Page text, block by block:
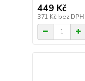
449 Kč
371 Kč bez DPH